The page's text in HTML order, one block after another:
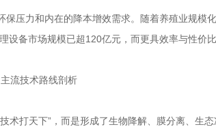
保压力和内在的降本增效需求。随着养殖业规
设备市场规模已超120亿元，而更具效率与性价
主流技术路线剖析
术打天下”，而是形成了生物降解、膜分离、生